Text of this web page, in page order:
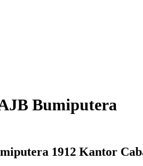
Bumiputera
1912 Kantor